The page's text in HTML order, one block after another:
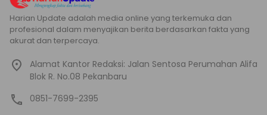
Harian Update adalah media online yang terkemuka dan
profesional dalam menyajikan berita berdasarkan fakta yang
akurat dan terpercaya.
Alamat Kantor Redaksi: Jalan Sentosa Perumahan Alifa
Blok R. No.08 Pekanbaru
0851-7699-2395